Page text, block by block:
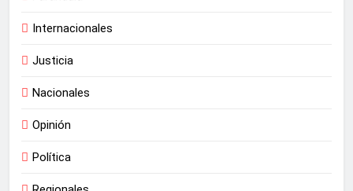
Internacionales
Justicia
Nacionales
Opinión
Política